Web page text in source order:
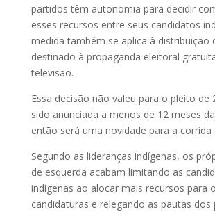
partidos têm autonomia para decidir
esses recursos entre seus candidatos
medida também se aplica à distribuição
destinado à propaganda eleitoral
televisão.
Essa decisão não valeu para o pleito de
sido anunciada a menos de 12 meses
então será uma novidade para a corrida
Segundo as lideranças indígenas, os
de esquerda acabam limitando as
indígenas ao alocar mais recursos para
candidaturas e relegando as pautas dos